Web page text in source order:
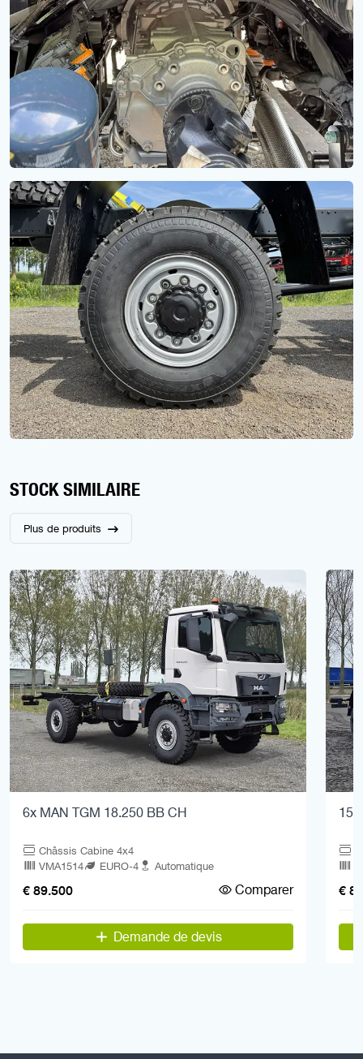
STOCK SIMILAIRE
Plus de produits
6x MAN TGM 18.250 BB CH
Châssis Cabine 4x4
VMA1514
EURO-4 Automatique
€ 89.500 Comparer
Demande de devis
€